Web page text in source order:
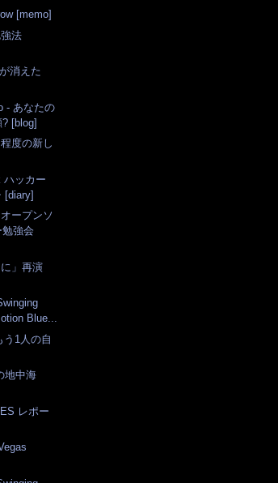
[memo]
法
消えた
- あなたの
[blog]
度の新し
ハッカー
[diary]
ープンソ
強会
」再演
Blue...
う1人の自
地中海
レポー